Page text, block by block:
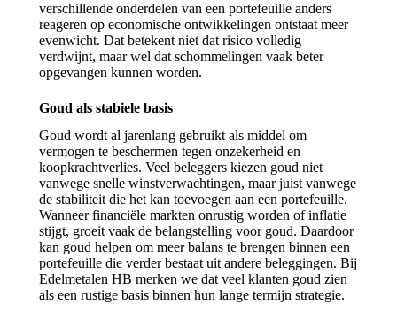
verschillende onderdelen van een portefeuille anders
reageren op economische ontwikkelingen ontstaat meer
evenwicht. Dat betekent niet dat risico volledig
verdwijnt, maar wel dat schommelingen vaak beter
opgevangen kunnen worden.
Goud als stabiele basis
Goud wordt al jarenlang gebruikt als middel om
vermogen te beschermen tegen onzekerheid en
koopkrachtverlies. Veel beleggers kiezen goud niet
vanwege snelle winstverwachtingen, maar juist vanwege
de stabiliteit die het kan toevoegen aan een portefeuille.
Wanneer financiële markten onrustig worden of inflatie
stijgt, groeit vaak de belangstelling voor goud. Daardoor
kan goud helpen om meer balans te brengen binnen een
portefeuille die verder bestaat uit andere beleggingen. Bij
Edelmetalen HB merken we dat veel klanten goud zien
als een rustige basis binnen hun lange termijn strategie.